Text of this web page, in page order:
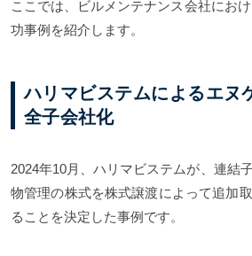
ここでは、ビルメンテナンス会社にお
功事例を紹介します。
ハリマビステムによるエヌ
全子会社化
2024年10月、ハリマビステムが、連結
物管理の株式を株式譲渡によって追加
ることを決定した事例です。